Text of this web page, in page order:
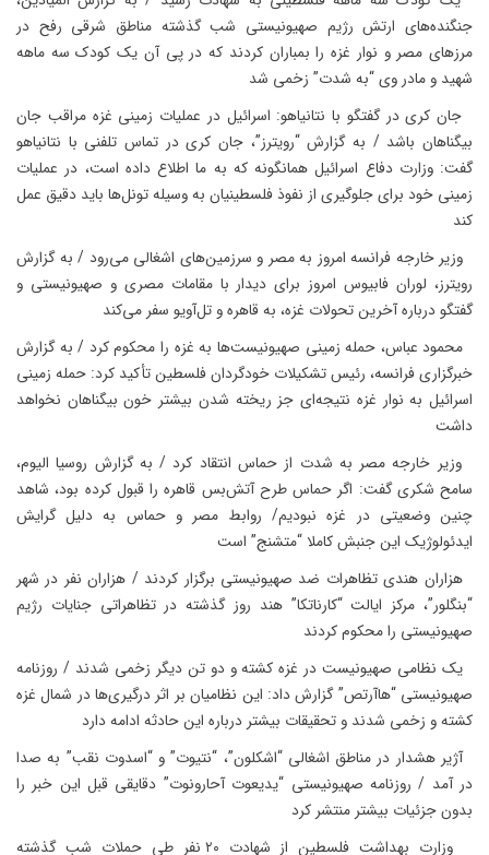
جنگنده‌های ارتش رژیم صهیونیستی شب گذشته مناطق شرقی رفح در
مرزهای مصر و نوار غزه را بمباران کردند که در پی آن یک کودک سه ماهه
شهید و مادر وی “به شدت” زخمی شد
جان کری در گفتگو با نتانیاهو: اسرائیل در عملیات‌‌ زمینی غزه مراقب جان
بیگناهان باشد / به گزارش “رویترز”، جان کری در تماس تلفنی با نتانیاهو
گفت: وزارت دفاع اسرائیل همانگونه که به ما اطلاع داده است، در عملیات
زمینی خود برای جلوگیری از نفوذ فلسطینیان به وسیله تونل‌‌ها باید دقیق عمل
کند
وزیر خارجه فرانسه امروز به مصر و سرزمین‌های اشغالی می‌رود / به گزارش
رویترز، لوران فابیوس امروز برای دیدار با مقامات مصری و صهیونیستی و
گفتگو درباره‌‌ آخرین تحولات غزه، به قاهره و تل‌آویو سفر می‌کند
محمود عباس، حمله زمینی صهیونیست‌ها به غزه را محکوم کرد / به گزارش
خبرگزاری فرانسه، رئیس تشکیلات خودگردان فلسطین تأکید کرد: حمله زمینی
اسرائیل به نوار غزه نتیجه‌ای جز ریخته شدن بیشتر خون بیگناهان نخواهد
داشت
وزیر خارجه مصر به شدت از حماس انتقاد کرد / به گزارش روسیا الیوم،
سامح شکری گفت: اگر حماس طرح آتش‌بس قاهره را قبول کرده بود، شاهد
چنین وضعیتی در غزه نبودیم/ روابط مصر و حماس به دلیل گرایش
ایدئولوژیک این جنبش کاملا “متشنج” است
هزاران هندی تظاهرات ضد صهیونیستی برگزار کردند / هزاران نفر در شهر
“بنگلور”، مرکز ایالت “کارناتکا” هند روز گذشته در تظاهراتی جنایات رژیم
صهیونیستی را محکوم کردند
یک نظامی صهیونیست در غزه کشته و دو تن دیگر زخمی شدند / روزنامه
صهیونیستی “هاآرتص” گزارش داد: این نظامیان بر اثر درگیری‌ها در شمال غزه
کشته و زخمی شدند و تحقیقات بیشتر درباره این حادثه ادامه دارد
آژیر هشدار در مناطق اشغالی “اشکلون”، “نتیوت” و “اسدوت نقب” به صدا
در آمد / روزنامه صهیونیستی “یدیعوت آحارونوت” دقایقی قبل این خبر را
بدون جزئیات بیشتر منتشر کرد
وزارت بهداشت فلسطین از شهادت ۲۰ نفر طی حملات شب گذشته